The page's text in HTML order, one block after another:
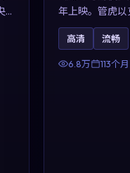
年上映。管虎以
木村拓哉与张震
实历史背景下
风格与演员阵
高清 流畅
6.8万 113个